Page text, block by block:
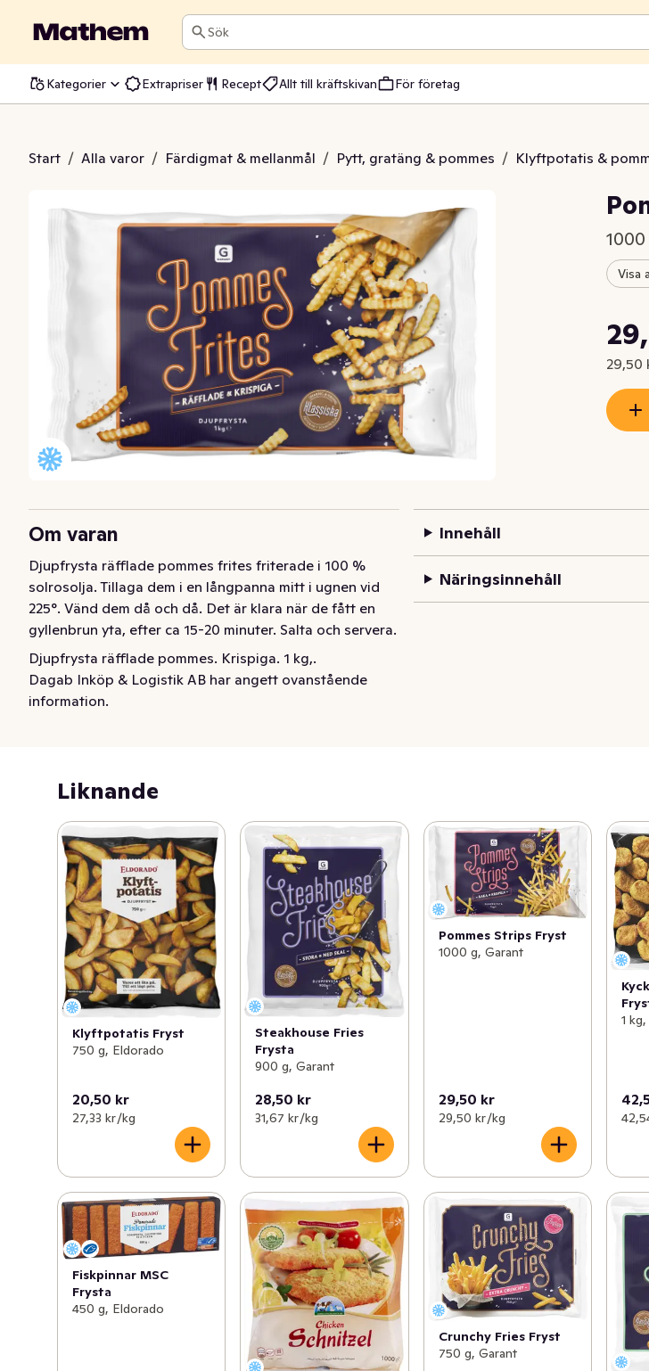
Sök
Kategorier Extrapriser Recept Allt till kräftskivan För företag
Start / Alla varor / Färdigmat & mellanmål / Pytt, gratäng & pommes / Klyftpotatis &
Frites Fryst
Visa
29,50
Om varan
Djupfrysta räfflade pommes frites friterade i 100 %
solrosolja. Tillaga dem i en långpanna mitt i ugnen vid
225°. Vänd dem då och då. Det är klara när de fått en
gyllenbrun yta, efter ca 15-20 minuter. Salta och servera.
Djupfrysta räfflade pommes. Krispiga. 1 kg,.
Dagab Inköp & Logistik AB har angett ovanstående
information.
Innehåll
Näringsinnehåll
Liknande
Klyftpotatis Fryst
750 g, Eldorado
20,50 kr
27,33 kr /kg
Steakhouse Fries
Frysta
900 g, Garant
28,50 kr
31,67 kr /kg
Pommes Strips Fryst
1000 g, Garant
29,50 kr
29,50 kr /kg
1
Fiskpinnar MSC
Frysta
450 g, Eldorado
Crunchy Fries Fryst
750 g, Garant